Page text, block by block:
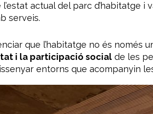
actual del parc d’habitatge
serveis.
que l’habitatge no és només
i la participació socialde les
entorns que acompanyin